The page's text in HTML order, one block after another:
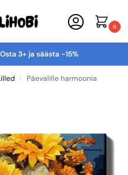
0
3+ ja säästa -15%
/ Päevalille harmoonia